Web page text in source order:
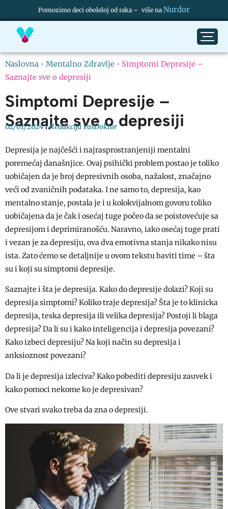
Pomozimo deci oboleloj od raka – više na Nurdor
Naslovna • Mentalno Zdravlje • Simptomi Depresije –
Saznajte sve o depresiji
Simptomi Depresije –
Saznajte sve o depresiji
02/01/2024 Redakcija VasDoktor
Depresija je najčešći i najrasprostranjeniji mentalni
poremećaj današnjice. Ovaj psihički problem postao je toliko
uobičajen da je broj depresivnih osoba, nažalost, značajno
veći od zvaničnih podataka. I ne samo to, depresija, kao
mentalno stanje, postala je i u kolokvijalnom govoru toliko
uobičajena da je čak i osećaj tuge počeo da se poistovećuje sa
depresijom i deprimiranošću. Naravno, iako osećaj tuge prati
i vezan je za depresiju, ova dva emotivna stanja nikako nisu
ista. Zato ćemo se detaljnije u ovom tekstu baviti time – šta
su i koji su simptomi depresije.
Saznajte i šta je depresija. Kako do depresije dolazi? Koji su
depresija simptomi? Koliko traje depresija? Šta je to klinicka
depresija, teska depresija ili velika depresija? Postoji li blaga
depresija? Da li su i kako inteligencija i depresija povezani?
Kako izbeci depresiju? Na koji način su depresija i
anksioznost povezani?
Da li je depresija izleciva? Kako pobediti depresiju zauvek i
kako pomoci nekome ko je depresivan?
Ove stvari svako treba da zna o depresiji.